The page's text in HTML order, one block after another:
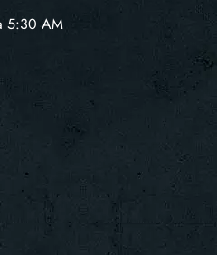
5:30 AM